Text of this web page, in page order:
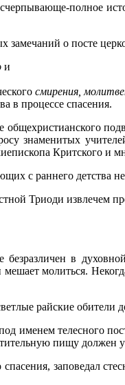
полное
замечаний о посте
и
смирения,
в процессе спасения.
общехристианского
знаменитых
Критского и
с раннего детства
Триоди извлечем
безразличен в
мешает молиться.
райские обители
именем телесного
пищу должен
заповедал